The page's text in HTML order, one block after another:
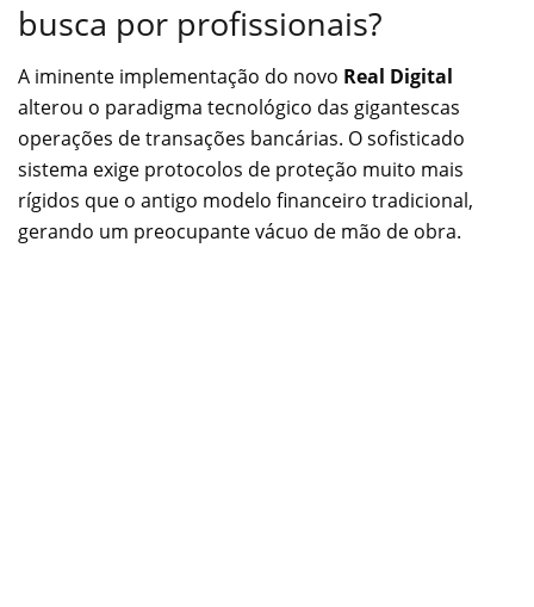
busca por profissionais?
A iminente implementação do novo Real Digital
alterou o paradigma tecnológico das gigantescas
operações de transações bancárias. O sofisticado
sistema exige protocolos de proteção muito mais
rígidos que o antigo modelo financeiro tradicional,
gerando um preocupante vácuo de mão de obra.